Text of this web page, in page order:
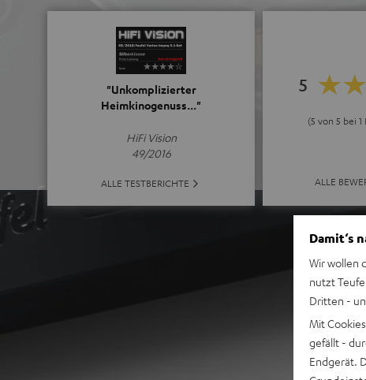
"Unkomplizierter
Heimkinogenuss..."
HiFi Vision
49/2016
ALLE TESTBERICHTE
5
(5 von 5 bei
ALLE
Damit‘s
Wir wollen
nutzt
Dritten -
Mit
gefällt -
Endgerät.